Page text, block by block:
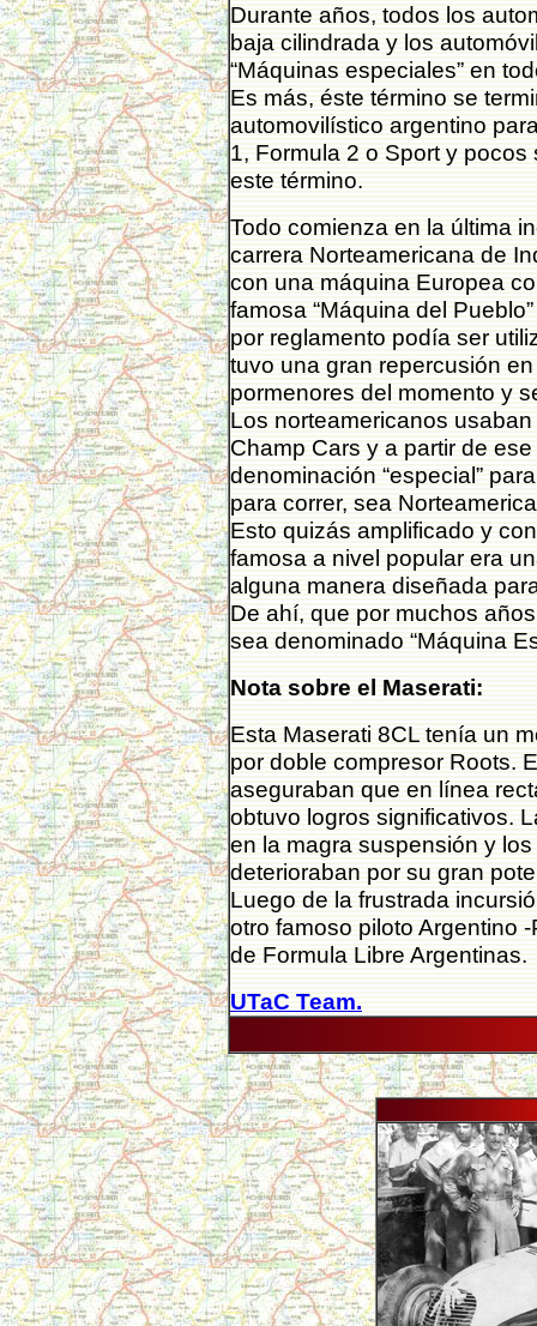
Durante años, todos los
baja cilindrada y los
“Máquinas especiales” en
Es más, éste término se
automovilístico argentino
1, Formula 2 o Sport y
este término.
Todo comienza en la última
carrera Norteamericana de
con una máquina Europea
famosa “Máquina del
por reglamento podía ser
tuvo una gran repercusión
pormenores del momento y
Los norteamericanos
Champ Cars y a partir de
denominación “especial”
para correr, sea
Esto quizás amplificado y
famosa a nivel popular era
alguna manera diseñada
De ahí, que por muchos
sea denominado “Máquina
Nota sobre el Maserati:
Esta Maserati 8CL tenía un
por doble compresor Roots.
aseguraban que en línea
obtuvo logros significativos.
en la magra suspensión y
deterioraban por su gran
Luego de la frustrada
otro famoso piloto Argentino
de Formula Libre Argentinas.
UTaC Team.